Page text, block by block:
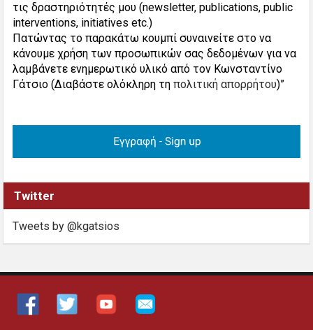
τις δραστηριότητές μου (newsletter, publications, public
interventions, initiatives etc.)
Πατώντας το παρακάτω κουμπί συναινείτε στο να
κάνουμε χρήση των προσωπικών σας δεδομένων για να
λαμβάνετε ενημερωτικό υλικό από τον Κωνσταντίνο
Γάτσιο (Διαβάστε ολόκληρη τηπολιτική απορρήτου)”
Twitter
Tweets by @kgatsios